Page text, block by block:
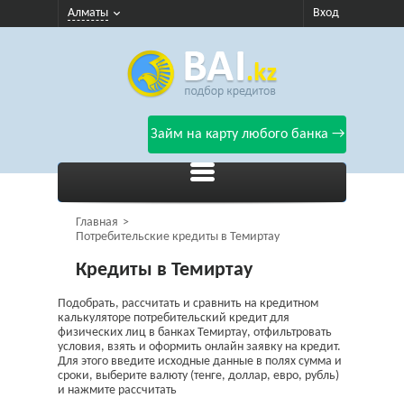
Алматы Вход
Займ на карту любого банка →
Главная
Потребительские кредиты в Темиртау
Кредиты в Темиртау
Подобрать, рассчитать и сравнить на кредитном
калькуляторе потребительский кредит для
физических лиц в банках Темиртау, отфильтровать
условия, взять и оформить онлайн заявку на кредит.
Для этого введите исходные данные в полях сумма и
сроки, выберите валюту (тенге, доллар, евро, рубль)
и нажмите рассчитать